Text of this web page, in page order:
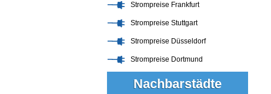
Strompreise Frankfurt
Strompreise Stuttgart
Strompreise Düsseldorf
Strompreise Dortmund
Nachbarstädte